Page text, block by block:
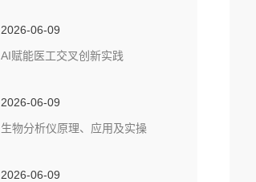
2026-06-09
AI赋能医工交叉创新实践
2026-06-09
生物分析仪原理、应用及实操
2026-06-09